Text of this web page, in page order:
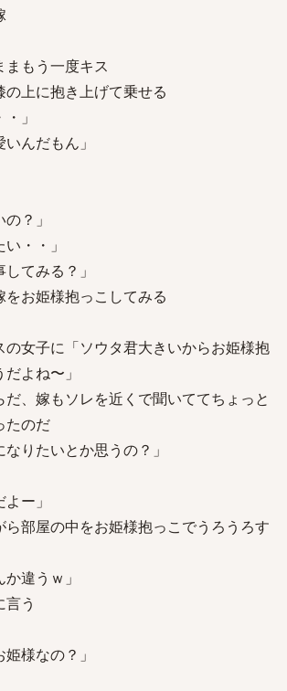
まもう一度キス
上に抱き上げて乗せる
」
いんだもん」
？」
・・」
してみる？」
お姫様抱っこしてみる
の女子に「ソウタ君大きいからお姫様抱
よね〜」
だ、嫁もソレを近くで聞いててちょっと
たのだ
なりたいとか思うの？」
ー」
ら部屋の中をお姫様抱っこでうろうろす
違うｗ」
う
姫様なの？」